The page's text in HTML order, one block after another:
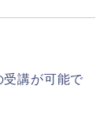
受講が可能で